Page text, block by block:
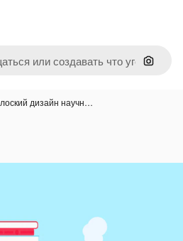
Поиск
дизайн научн…